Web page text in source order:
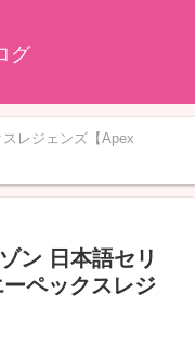
グ
レジェンズ【Apex
ン 日本語セリ
ペックスレジ